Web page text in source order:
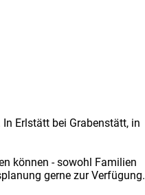
Erlstätt bei Grabenstätt, in
können - sowohl Familien
gerne zur Verfügung.